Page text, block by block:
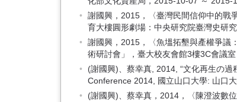
謝國興，2015，〈臺灣民間信仰中的戰
育大樓圓形劇場：中央研究院臺灣史研
謝國興，2015，〈魚塭拓墾與產權爭議
術研討會」，臺大校友會館3樓3C會議
(謝國興)、蔡幸真, 2014, “文化再生の
Conference 2014, 國立山口大學: 山口
(謝國興)、蔡幸真，2014，〈陳澄波數